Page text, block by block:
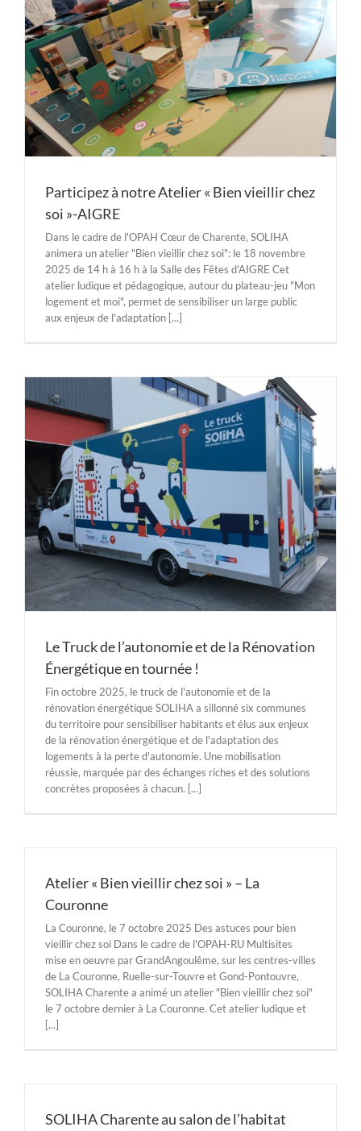
Participez à notre Atelier « Bien vieillir chez
soi »-AIGRE
Dans le cadre de l'OPAH Cœur de Charente, SOLIHA
animera un atelier "Bien vieillir chez soi": le 18 novembre
2025 de 14 h à 16 h à la Salle des Fêtes d'AIGRE Cet
atelier ludique et pédagogique, autour du plateau-jeu "Mon
logement et moi", permet de sensibiliser un large public
aux enjeux de l'adaptation [...]
Le Truck de l’autonomie et de la Rénovation
Énergétique en tournée !
Fin octobre 2025, le truck de l'autonomie et de la
rénovation énergétique SOLIHA a sillonné six communes
du territoire pour sensibiliser habitants et élus aux enjeux
de la rénovation énergétique et de l'adaptation des
logements à la perte d'autonomie. Une mobilisation
réussie, marquée par des échanges riches et des solutions
concrètes proposées à chacun. [...]
Atelier « Bien vieillir chez soi » – La
Couronne
La Couronne, le 7 octobre 2025 Des astuces pour bien
vieillir chez soi Dans le cadre de l'OPAH-RU Multisites
mise en oeuvre par GrandAngoulême, sur les centres-villes
de La Couronne, Ruelle-sur-Touvre et Gond-Pontouvre,
SOLIHA Charente a animé un atelier "Bien vieillir chez soi"
le 7 octobre dernier à La Couronne. Cet atelier ludique et
[...]
SOLIHA Charente au salon de l’habitat